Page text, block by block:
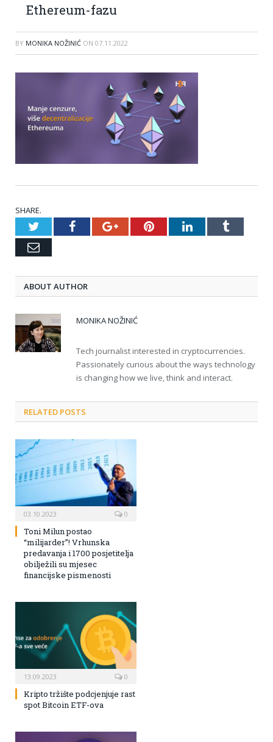
Ethereum-fazu
BY MONIKA NOŽINIĆ ON 07.11.2022
SHARE.
TwitterFacebookGoogle+PinterestLinkedInTumblr
Email
ABOUT AUTHOR
MONIKA NOŽINIĆ
Tech journalist interested in cryptocurrencies.
Passionately curious about the ways technology
is changing how we live, think and interact.
RELATED POSTS
03.10.2023 0
Toni Milun postao
“milijarder”! Vrhunska
predavanja i 1700 posjetitelja
obilježili su mjesec
financijske pismenosti
13.09.2023 0
Kripto tržište podcjenjuje rast
spot Bitcoin ETF-ova